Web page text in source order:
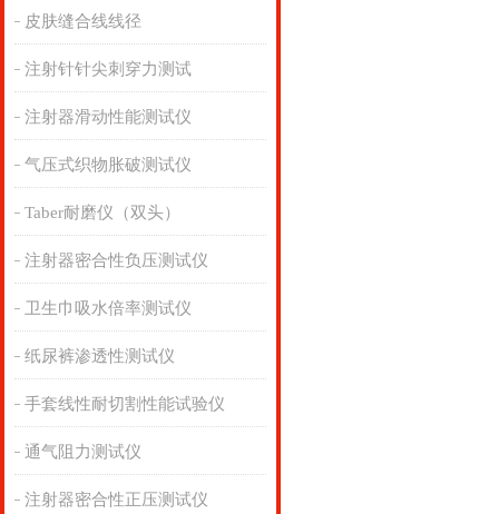
皮肤缝合线线径
注射针针尖刺穿力测试
注射器滑动性能测试仪
气压式织物胀破测试仪
Taber耐磨仪（双头）
注射器密合性负压测试仪
卫生巾吸水倍率测试仪
纸尿裤渗透性测试仪
手套线性耐切割性能试验仪
通气阻力测试仪
注射器密合性正压测试仪